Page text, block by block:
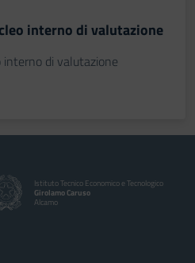
interno di valutazione
interno di valutazione
Istituto Tecnico Economico e Tecnologico
Girolamo Caruso
Alcamo